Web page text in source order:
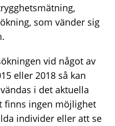
som vänder sig
vid något av
eller 2018 så kan
i det aktuella
finns ingen möjlighet
individer eller att se